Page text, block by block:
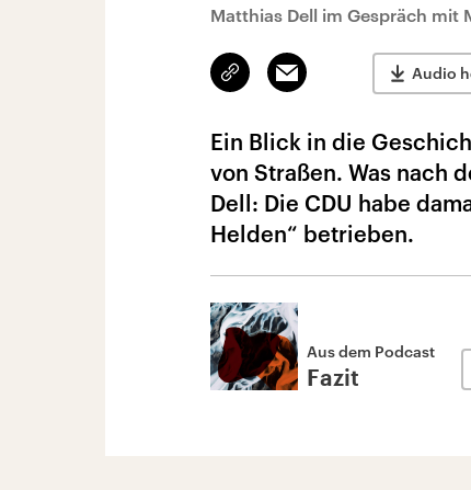
Matthias Dell im Gespräch mit
Link
kopieren/teilen
Email Audio
Ein Blick in die
von Straßen. Was nach
Dell: Die CDU habe
Helden“ betrieben.
Aus dem Podcast
Fazit